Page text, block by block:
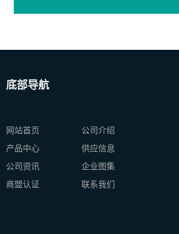
底部导航
网站首页
公司介绍
产品中心
供应信息
公司资讯
企业图集
商盟认证
联系我们